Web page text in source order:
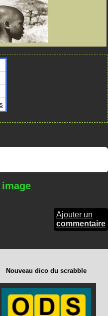
Ajouter un
commentaire
Nouveau dico du scrabble